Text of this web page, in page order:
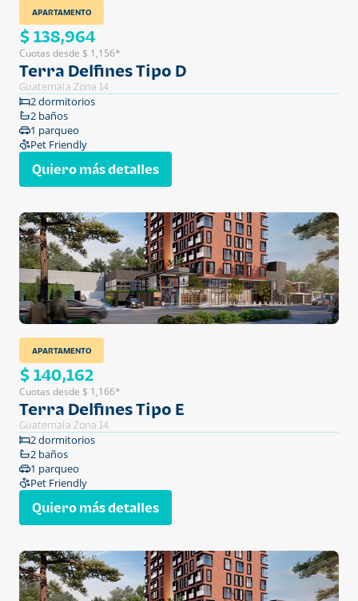
APARTAMENTO
$ 138,964
Cuotas desde $ 1,156*
Terra Delfines Tipo D
Guatemala Zona 14
2 dormitorios
2 baños
1 parqueo
Pet Friendly
Quiero más detalles
APARTAMENTO
$ 140,162
Cuotas desde $ 1,166*
Terra Delfines Tipo E
Guatemala Zona 14
2 dormitorios
2 baños
1 parqueo
Pet Friendly
Quiero más detalles